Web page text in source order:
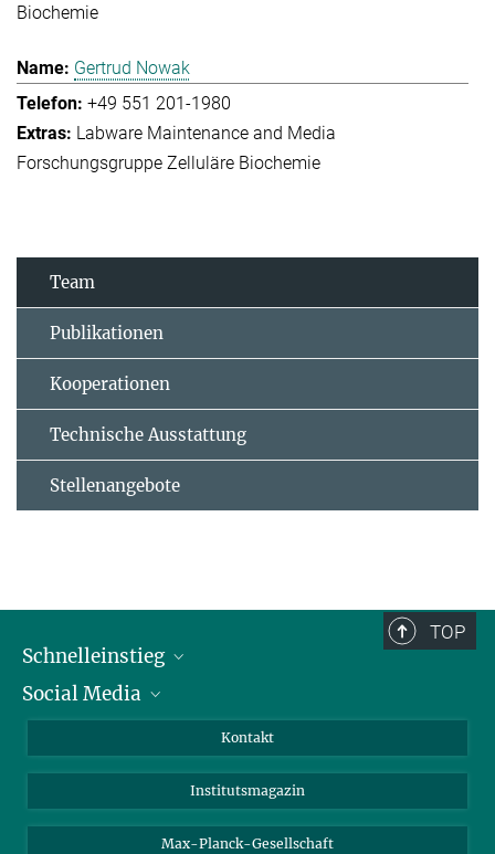
Biochemie
Gertrud Nowak
+49 551 201-1980
Labware Maintenance and Media
Forschungsgruppe Zelluläre Biochemie
Team
Publikationen
Kooperationen
Technische Ausstattung
Stellenangebote
TOP
Schnelleinstieg
Alumni
Social Media
Facebook
Kontakt
Institutsmagazin
Max-Planck-Gesellschaft